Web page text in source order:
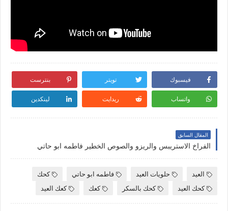
فيسبوك تويتر بنترست
واتساب ريدايت لينكدين
المقال السابق
الفراخ الاستريبس والريزو والصوص الخطير فاطمه ابو حاتي
العيد حلويات العيد فاطمه ابو حاتي
كحك
كحك العيد
كحك بالسكر كعك كعك العيد